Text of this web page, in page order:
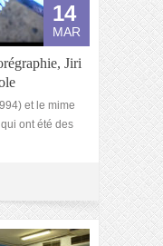
14
MAR
Jiri
et le mime
ont été des